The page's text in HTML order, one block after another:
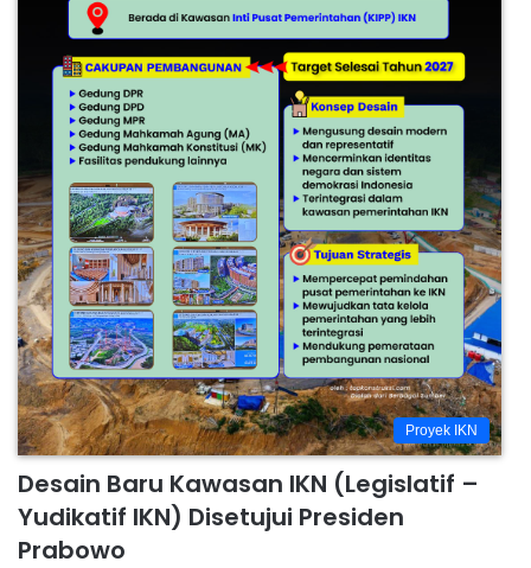
Proyek IKN
Desain Baru Kawasan IKN (Legislatif –
Yudikatif IKN) Disetujui Presiden
Prabowo